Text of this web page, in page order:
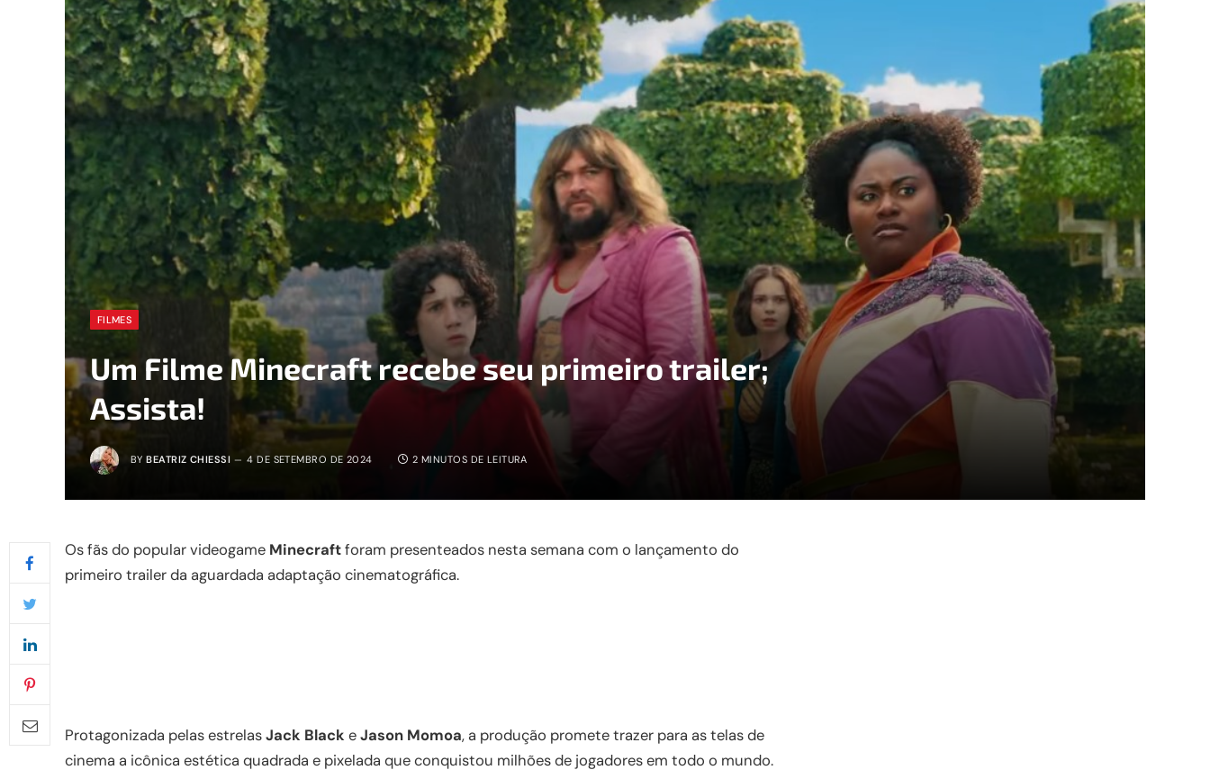
FILMES
Um Filme Minecraft recebe seu primeiro trailer;
Assista!
BY BEATRIZ CHIESSI 4 DE SETEMBRO DE 2024 2 MINUTOS DE LEITURA
Os fãs do popular videogame Minecraftforam presenteados nesta semana com o lançamento do
primeiro trailer da aguardada adaptação cinematográfica.
Protagonizada pelas estrelasJack Black eJason Momoa, a produção promete trazer para as telas de
cinema a icônica estética quadrada e pixelada que conquistou milhões de jogadores em todo o mundo.